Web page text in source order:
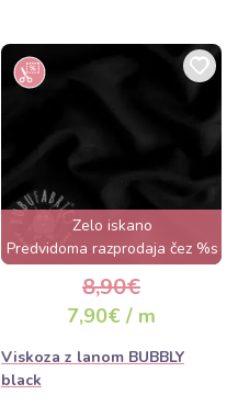
Zelo iskano
Predvidoma razprodaja čez %s
dan
8,90€
7,90€ / m
Viskoza z lanom BUBBLY
black